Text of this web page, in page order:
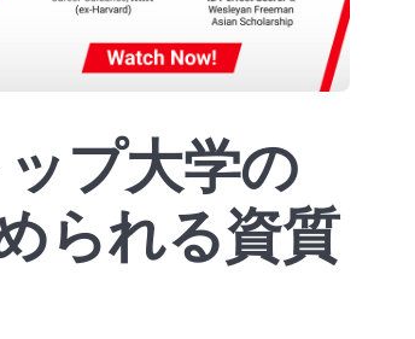
プ大学の
られる資質